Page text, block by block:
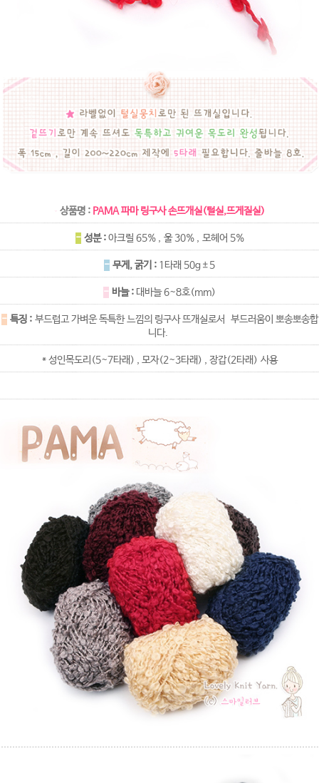
상품명 : PAMA 파마 링구사 손뜨개실(털실,뜨게질실)
- 성분 :아크릴 65% , 울 30% , 모헤어 5%
- 무게, 굵기 : 1타래 50g±5
- 바늘 : 대바늘 6~8호(mm)
- 특징 :부드럽고 가벼운 독특한 느낌의 링구사 뜨개실로서 부드러움이 뽀송뽀송합
니다.
* 성인목도리(5~7타래) , 모자(2~3타래) , 장갑(2타래) 사용